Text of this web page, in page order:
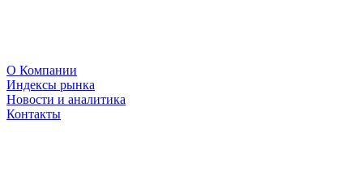
О Компании
Индексы рынка
Новости и аналитика
Контакты